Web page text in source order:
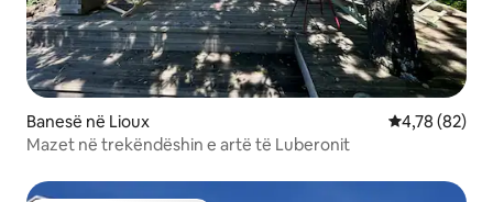
Banesë në Lioux Vlerësimi
4,78 (82)
Mazet në trekëndëshin e artë të Luberonit